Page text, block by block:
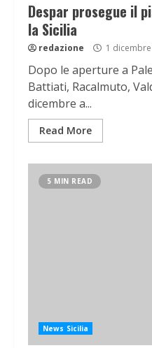
Despar prosegue il
la Sicilia
redazione 1
Dopo le aperture a
Battiati, Racalmuto,
dicembre a...
Read More
5 MIN READ
News Sicilia